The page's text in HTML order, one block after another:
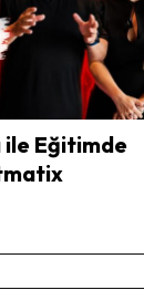
ile Eğitimde